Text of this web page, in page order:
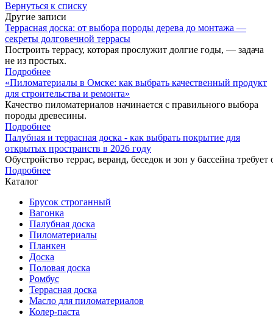
Вернуться к списку
Другие записи
Террасная доска: от выбора породы дерева до монтажа —
секреты долговечной террасы
Построить террасу, которая прослужит долгие годы, — задача
не из простых.
Подробнее
«Пиломатериалы в Омске: как выбрать качественный продукт
для строительства и ремонта»
Качество пиломатериалов начинается с правильного выбора
породы древесины.
Подробнее
Палубная и террасная доска - как выбрать покрытие для
открытых пространств в 2026 году
Обустройство террас, веранд, беседок и зон у бассейна
Подробнее
Каталог
Брусок строганный
Вагонка
Палубная доска
Пиломатериалы
Планкен
Доска
Половая доска
Ромбус
Террасная доска
Масло для пиломатериалов
Колер-паста